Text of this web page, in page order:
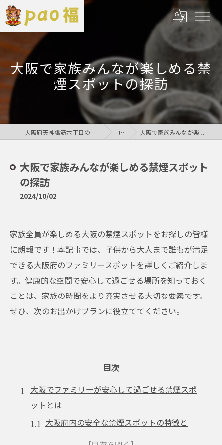
大阪で家族みんなが楽しめる禁
煙スポットの探訪
大阪府天神橋筋六丁目の居酒屋なら鶏居酒屋pao福 コラム 大阪で家族みんなが楽しめる禁煙スポットの探訪
大阪で家族みんなが楽しめる禁煙スポット
の探訪
2024/10/02
家族全員が楽しめる大阪の禁煙スポットをお探しの皆様
に朗報です！本記事では、子供から大人まで誰もが満足
できる大阪府のファミリースポットを詳しくご紹介しま
す。健康的な空間で安心して過ごせる場所を知っておく
ことは、家族の時間をより充実させる大切な要素です。
ぜひ、次のお出かけプランに役立ててください。
目次
大阪でファミリーが安心して過ごせる禁煙スポ
ットとは
大阪府内の安全な禁煙スポットの特徴と